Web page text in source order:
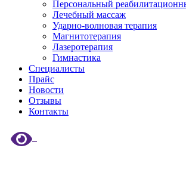
Персональный
Лечебный массаж
Ударно-волновая терапия
Магнитотерапия
Лазеротерапия
Гимнастика
Специалисты
Прайс
Новости
Отзывы
Контакты